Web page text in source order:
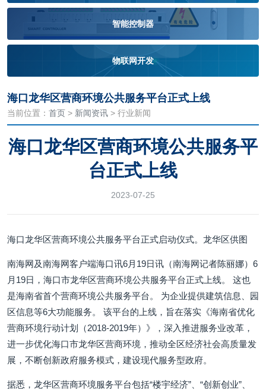
智能控制器
物联网开发
海口龙华区营商环境公共服务平台正式上线
当前位置： 首页 > 新闻资讯 > 行业新闻
海口龙华区营商环境公共服务平
台正式上线
2023-07-25
海口龙华区营商环境公共服务平台正式启动仪式。龙华区供图
南海网及南海网客户端海口讯6月19日讯（南海网记者陈丽娜）6
月19日，海口市龙华区营商环境公共服务平台正式上线。 这也
是海南省首个营商环境公共服务平台。 为企业提供建筑信息、园
区信息等6大功能服务。 该平台的上线，旨在落实《海南省优化
营商环境行动计划（2018-2019年）》，深入推进服务业改革，
进一步优化海口市龙华区营商环境，推动全区经济社会高质量发
展，不断创新政府服务模式，建设现代服务型政府。
据悉，龙华区营商环境服务平台包括“楼宇经济”、“创新创业”、